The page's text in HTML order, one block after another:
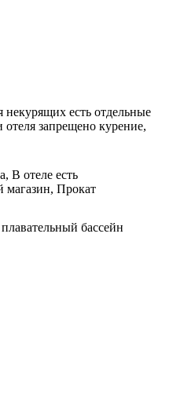
есть отдельные
запрещено курение,
В отеле есть
магазин, Прокат
бассейн